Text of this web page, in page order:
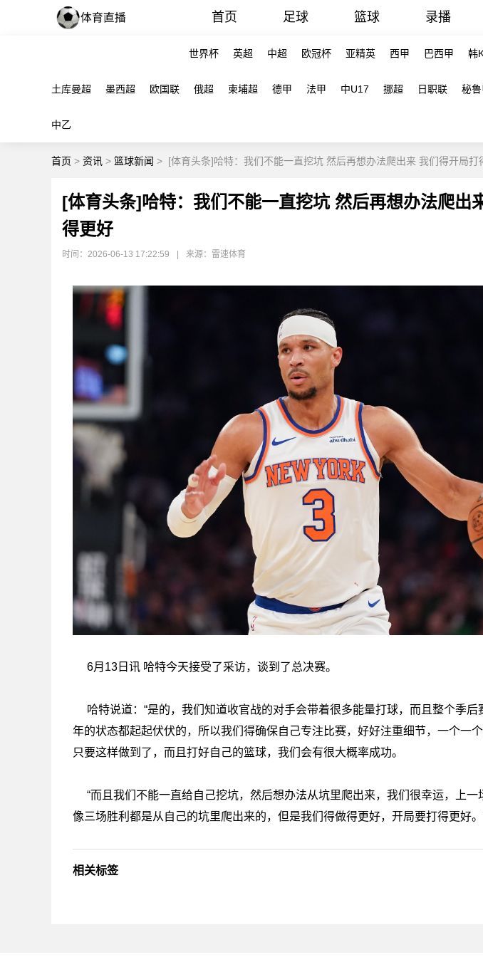
首页 足球 篮球 录播
世界杯 英超 中超 欧冠杯 亚精英 西甲 巴西甲 韩
土库曼超 墨西超 欧国联 俄超 柬埔超 德甲 法甲 中U17 挪超 日职联 秘鲁
中乙
首页 > 资讯 > 篮球新闻 > [体育头条]哈特：我们不能一直挖坑 然后再想办法爬出来 我们得开局打
[体育头条]哈特：我们不能一直挖坑 然后再想办法爬出
得更好
时间：2026-06-13 17:22:59 来源：雷速体育
6月13日讯 哈特今天接受了采访，谈到了总决赛。
哈特说道：“是的，我们知道收官战的对手会带着很多能量打球，而且整个季
年的状态都起起伏伏的，所以我们得确保自己专注比赛，好好注重细节，一个一
只要这样做到了，而且打好自己的篮球，我们会有很大概率成功。
“而且我们不能一直给自己挖坑，然后想办法从坑里爬出来，我们很幸运，上
像三场胜利都是从自己的坑里爬出来的，但是我们得做得更好，开局要打得更好。
相关标签